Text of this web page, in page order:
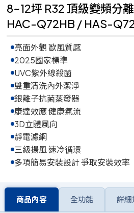
8~12坪 R32 頂級變頻分
HAC-Q72HB / HAS-
亮面外觀 歐風質感
2025國家標準
UVC紫外線殺菌
雙重清洗內外潔淨
銀離子抗菌蒸發器
康達效應 健康氣流
3D立體風向
靜電濾網
三級揚風 速冷循環
多項簡易安裝設計 爭取安裝效率
商品內容 全功能 詳細